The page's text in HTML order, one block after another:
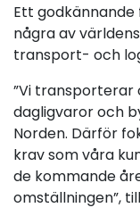
Ett
några av
transport- och
”Vi transporterar
dagligvaror och
Norden. Därför
krav som våra
de kommande
omställningen”,